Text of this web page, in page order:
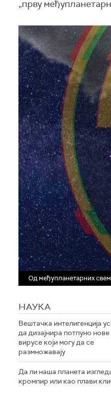
„прву
Од међупланетарних
НАУКА
Вештачка интелигенција
да дизајнира потпуно нове
вирусе који могу да се
размножавају
Да ли наша планета
кромпир или као плави